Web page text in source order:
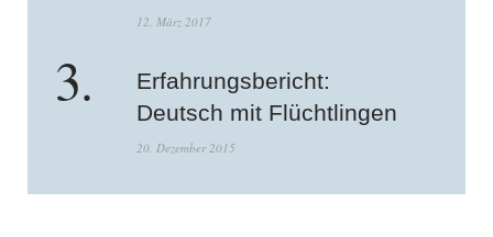
12. März 2017
Erfahrungsbericht:
Deutsch mit Flüchtlingen
20. Dezember 2015